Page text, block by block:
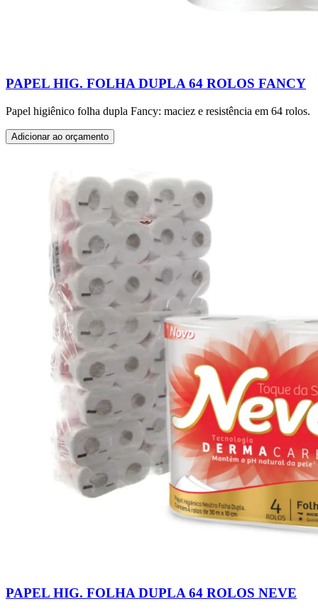
PAPEL HIG. FOLHA DUPLA 64 ROLOS FANCY
Papel higiênico folha dupla Fancy: maciez e resistência em 64 rolos.
Adicionar ao orçamento
PAPEL HIG. FOLHA DUPLA 64 ROLOS NEVE